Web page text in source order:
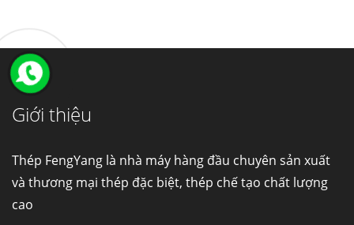
Giới thiệu
Thép FengYang là nhà máy hàng đầu chuyên sản xuất
và thương mại thép đặc biệt, thép chế tạo chất lượng
cao
Ống đúc kéo nguội là gì? Ống...